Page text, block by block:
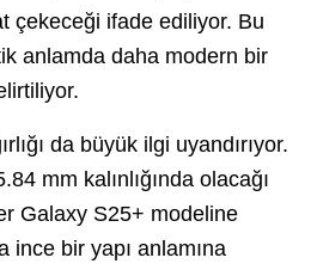
çekeceği ifade ediliyor. Bu
anlamda daha modern bir
da büyük ilgi uyandırıyor.
mm kalınlığında olacağı
Galaxy S25+ modeline
ince bir yapı anlamına